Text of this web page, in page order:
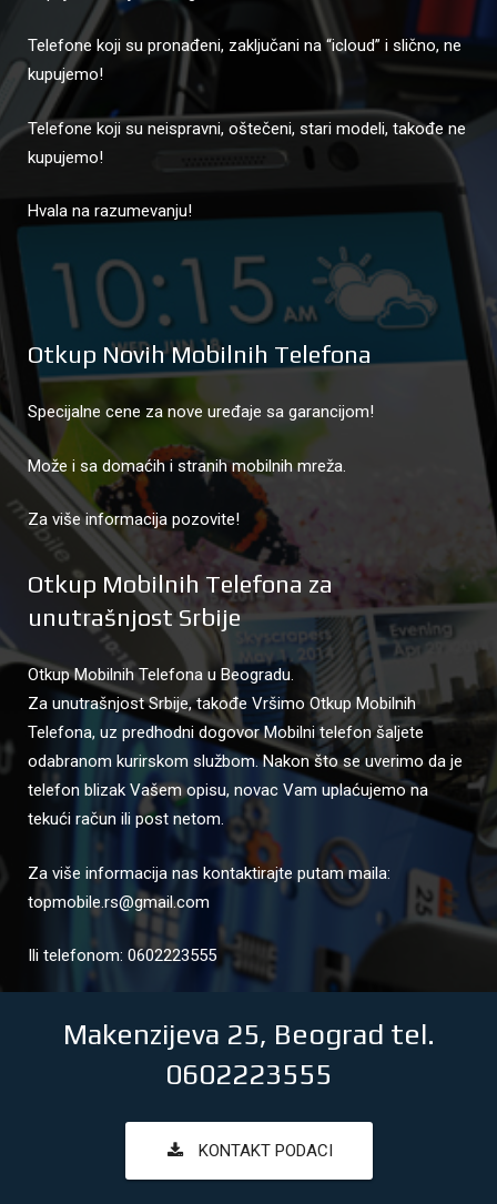
Telefone koji su pronađeni, zaključani na “icloud” i slično, ne
kupujemo!
Telefone koji su neispravni, oštečeni, stari modeli, takođe ne
kupujemo!
Hvala na razumevanju!
Otkup Novih Mobilnih Telefona
Specijalne cene za nove uređaje sa garancijom!
Može i sa domaćih i stranih mobilnih mreža.
Za više informacija pozovite!
Otkup Mobilnih Telefona za
unutrašnjost Srbije
Otkup Mobilnih Telefona u Beogradu.
Za unutrašnjost Srbije, takođe Vršimo Otkup Mobilnih
Telefona, uz predhodni dogovor Mobilni telefon šaljete
odabranom kurirskom službom. Nakon što se uverimo da je
telefon blizak Vašem opisu, novac Vam uplaćujemo na
tekući račun ili post netom.
Za više informacija nas kontaktirajte putam maila:
topmobile.rs@gmail.com
Ili telefonom: 0602223555
Makenzijeva 25, Beograd tel.
0602223555
KONTAKT PODACI